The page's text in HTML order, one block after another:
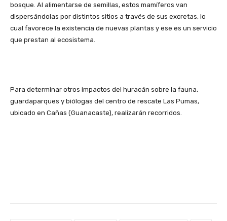
bosque. Al alimentarse de semillas, estos mamíferos van
dispersándolas por distintos sitios a través de sus excretas, lo
cual favorece la existencia de nuevas plantas y ese es un servicio
que prestan al ecosistema.
Para determinar otros impactos del huracán sobre la fauna,
guardaparques y biólogas del centro de rescate Las Pumas,
ubicado en Cañas (Guanacaste), realizarán recorridos.